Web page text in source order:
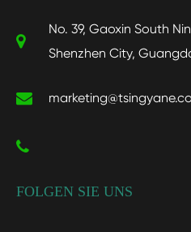
No. 39, Gaoxin South
Shenzhen City,
FOLGEN SIE UNS